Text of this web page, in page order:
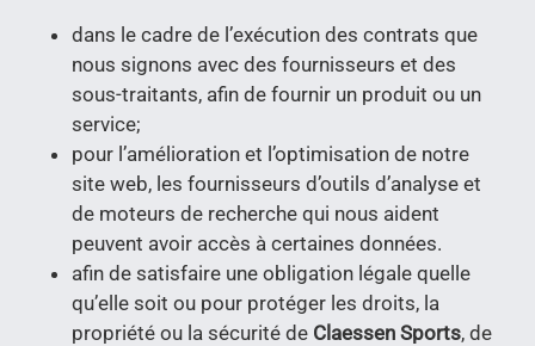
dans le cadre de l’exécution des contrats que
nous signons avec des fournisseurs et des
sous-traitants, afin de fournir un produit ou un
service;
pour l’amélioration et l’optimisation de notre
site web, les fournisseurs d’outils d’analyse et
de moteurs de recherche qui nous aident
peuvent avoir accès à certaines données.
afin de satisfaire une obligation légale quelle
qu’elle soit ou pour protéger les droits, la
propriété ou la sécurité de Claessen Sports, de